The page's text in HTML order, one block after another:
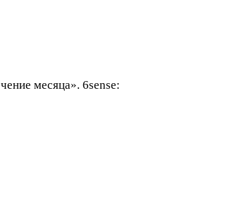
месяца». 6sense: